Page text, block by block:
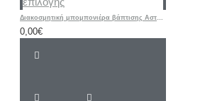
Διακοσμητική μπομπονιέρα βάπτισης Αστέρι με ετικέτα δικής σας επιλογής
0,00€